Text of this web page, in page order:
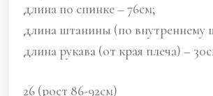
длина по спинке – 76см;
длина штанины (по внутреннему
длина рукава (от края плеча) –
26 (рост 86-92см)